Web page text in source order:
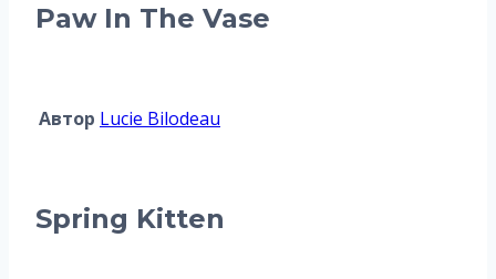
Paw In The Vase
Автор Lucie Bilodeau
Spring Kitten